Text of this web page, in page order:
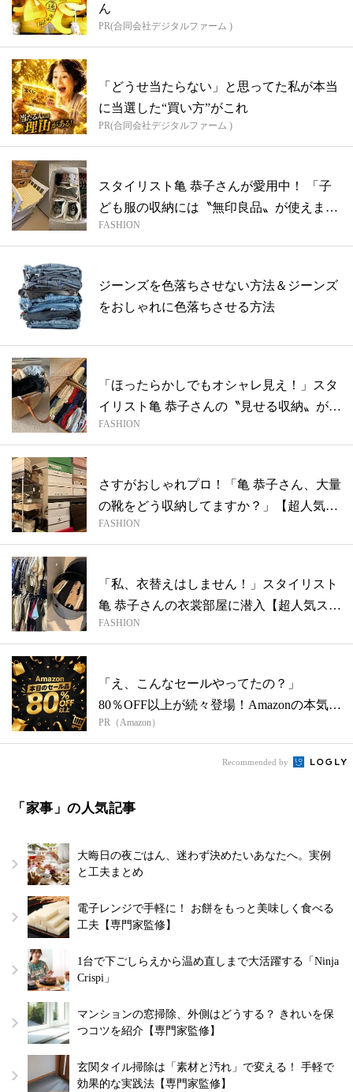
ん
PR(合同会社デジタルファーム )
「どうせ当たらない」と思ってた私が本当
に当選した“買い方”がこれ
PR(合同会社デジタルファーム )
スタイリスト亀 恭子さんが愛用中！ 「子
ども服の収納には〝無印良品〟が使えま
す」...
FASHION
ジーンズを色落ちさせない方法＆ジーンズ
をおしゃれに色落ちさせる方法
「ほったらかしでもオシャレ見え！」スタ
イリスト亀 恭子さんの〝見せる収納〟が見
た...
FASHION
さすがおしゃれプロ！「亀 恭子さん、大量
の靴をどう収納してますか？」【超人気ス
タ...
FASHION
「私、衣替えはしません！」スタイリスト
亀 恭子さんの衣裳部屋に潜入【超人気スタ
イ...
FASHION
「え、こんなセールやってたの？」
80％OFF以上が続々登場！Amazonの本気
が...
PR（Amazon）
Recommended by
「家事」の人気記事
大晦日の夜ごはん、迷わず決めたいあなたへ。実例
と工夫まとめ
電子レンジで手軽に！ お餅をもっと美味しく食べる
工夫【専門家監修】
1台で下ごしらえから温め直しまで大活躍する「Ninja
Crispi」
マンションの窓掃除、外側はどうする？ きれいを保
つコツを紹介【専門家監修】
玄関タイル掃除は「素材と汚れ」で変える！ 手軽で
効果的な実践法【専門家監修】